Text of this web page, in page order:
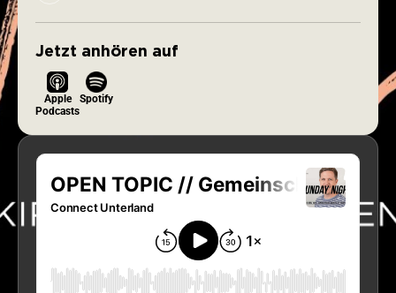
Jetzt anhören auf
Apple
Podcasts
Spotify